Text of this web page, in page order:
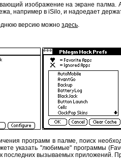
изображение на экране палма.
например в iSilo, и надоедает
версию можно здесь.
программ в палме, поиск
указать "любимые" программы
последних вызываемых приложений.